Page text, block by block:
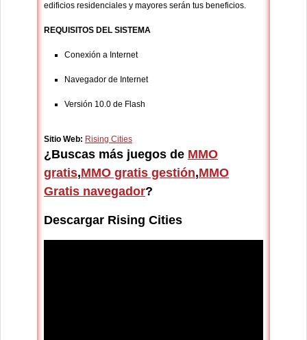
edificios residenciales y mayores serán tus beneficios.
REQUISITOS DEL SISTEMA
Conexión a Internet
Navegador de Internet
Versión 10.0 de Flash
Sitio Web: Rising Cities
¿Buscas más juegos de MMO
gratis,MMO gratis gestión,MMO
Gratis navegador?
Descargar Rising Cities